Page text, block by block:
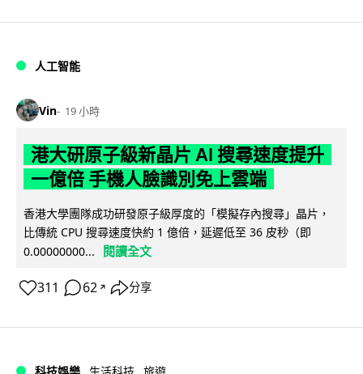
人工智能
Vin 19 小時
港大研原子級新晶片 AI 搜尋速度提升
一億倍 手機人臉識別免上雲端
香港大學團隊成功研發原子級厚度的「模擬存內搜尋」晶片，
比傳統 CPU 搜尋速度快約 1 億倍，延遲低至 36 皮秒（即
0.00000000...
閱讀全文
311 62 ↗ 分享